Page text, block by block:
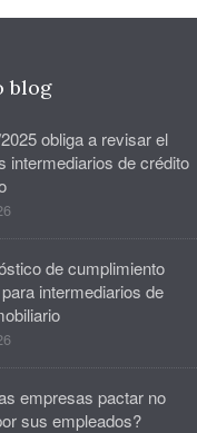
blog
obliga a revisar el
intermediarios de crédito
de cumplimiento
intermediarios de
empresas pactar no
sus empleados?